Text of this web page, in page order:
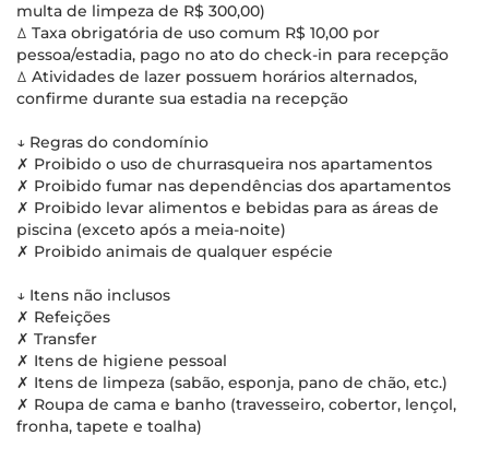
multa de limpeza de R$ 300,00)
ꕔ Taxa obrigatória de uso comum R$ 10,00 por
pessoa/estadia, pago no ato do check-in para recepção
ꕔ Atividades de lazer possuem horários alternados,
confirme durante sua estadia na recepção
↓ Regras do condomínio
✗ Proibido o uso de churrasqueira nos apartamentos
✗ Proibido fumar nas dependências dos apartamentos
✗ Proibido levar alimentos e bebidas para as áreas de
piscina (exceto após a meia-noite)
✗ Proibido animais de qualquer espécie
↓ Itens não inclusos
✗ Refeições
✗ Transfer
✗ Itens de higiene pessoal
✗ Itens de limpeza (sabão, esponja, pano de chão, etc.)
✗ Roupa de cama e banho (travesseiro, cobertor, lençol,
fronha, tapete e toalha)